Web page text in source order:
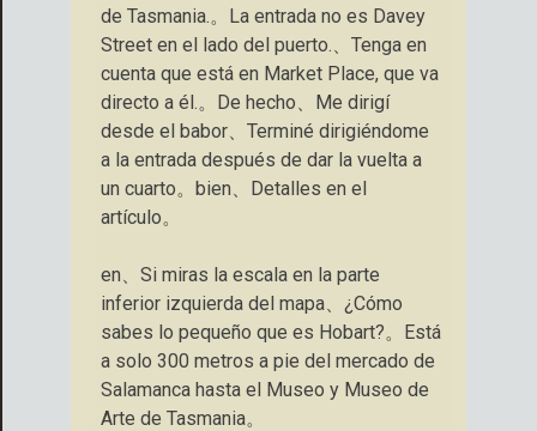
de Tasmania.。La entrada no es Davey
Street en el lado del puerto.、Tenga en
cuenta que está en Market Place, que va
directo a él.。De hecho、Me dirigí
desde el babor、Terminé dirigiéndome
a la entrada después de dar la vuelta a
un cuarto。bien、Detalles en el
artículo。
en、Si miras la escala en la parte
inferior izquierda del mapa、¿Cómo
sabes lo pequeño que es Hobart?。Está
a solo 300 metros a pie del mercado de
Salamanca hasta el Museo y Museo de
Arte de Tasmania。